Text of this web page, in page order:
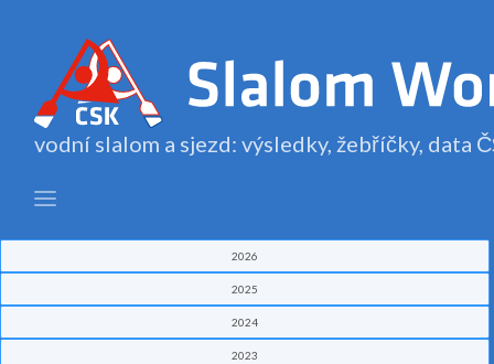
vodní slalom a sjezd: výsledky, žebříčky, data
2026
2025
2024
2023